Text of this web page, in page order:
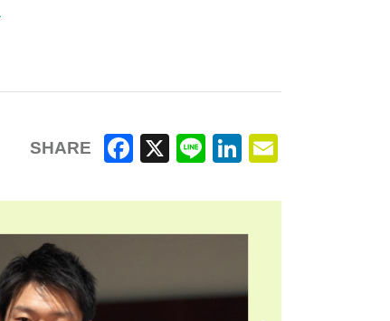
SHARE
a
c
b
n
e
n
k
dI
m